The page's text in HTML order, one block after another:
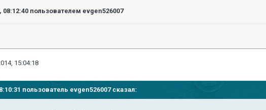
08:12:40 пользователем evgen526007
15:04:18
пользователь evgen526007 сказал: